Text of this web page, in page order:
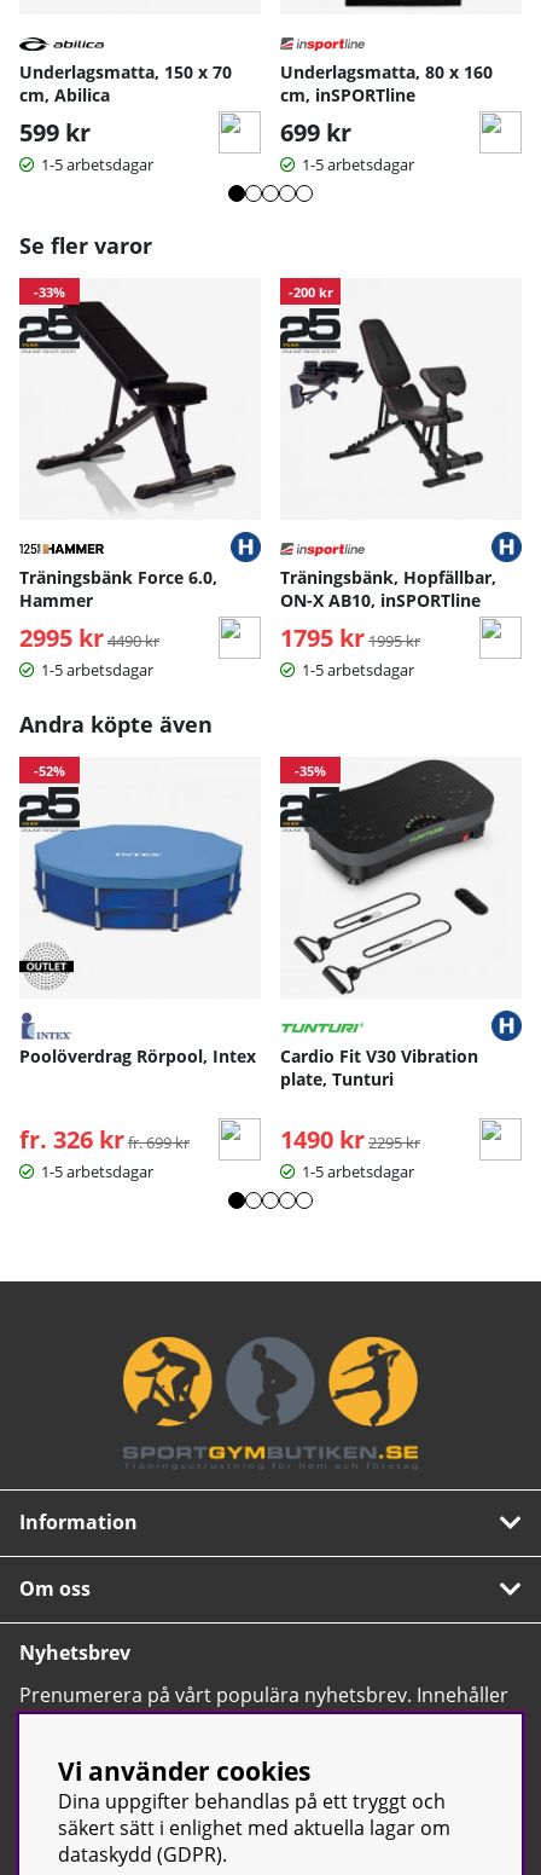
Underlagsmatta, 150 x 70
cm, Abilica
599 kr
1-5 arbetsdagar
Underlagsmatta, 80 x 160
cm, inSPORTline
699 kr
1-5 arbetsdagar
Se fler varor
-33%
Träningsbänk Force 6.0,
Hammer
2995 kr Ordinarie pris:
4490 kr
1-5 arbetsdagar
-200 kr
Träningsbänk, Hopfällbar,
ON-X AB10, inSPORTline
1795 kr Ordinarie pris:
1995 kr
1-5 arbetsdagar
Andra köpte även
-52%
Poolöverdrag Rörpool, Intex
fr. 326 kr Ordinarie pris:
fr. 699 kr
1-5 arbetsdagar
-35%
Cardio Fit V30 Vibration
plate, Tunturi
1490 kr Ordinarie pris:
2295 kr
1-5 arbetsdagar
Information
Om oss
Nyhetsbrev
Prenumerera på vårt populära nyhetsbrev. Innehåller
tips, nyheter och våra allra bästa erbjudanden.
Vi använder cookies
Dina uppgifter behandlas på ett tryggt och
säkert sätt i enlighet med aktuella lagar om
dataskydd (GDPR).